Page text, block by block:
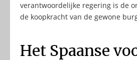
verantwoordelijke regering is de
de koopkracht van de gewone
Het Spaanse